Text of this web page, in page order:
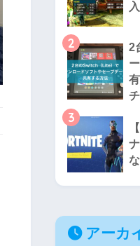
2
2
3
アーカ